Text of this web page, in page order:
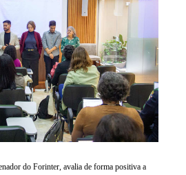
do Forinter, avalia de forma positiva a